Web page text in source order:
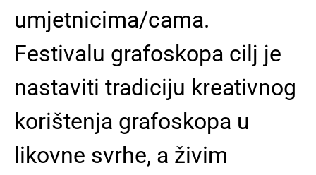
umjetnicima/cama.
Festivalu grafoskopa cilj je
nastaviti tradiciju kreativnog
korištenja grafoskopa u
likovne svrhe, a živim